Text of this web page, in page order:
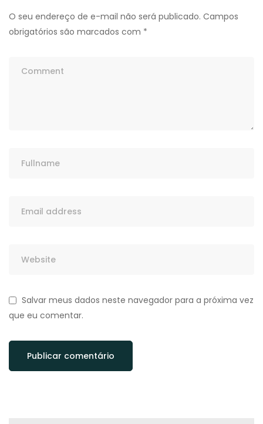
O seu endereço de e-mail não será publicado. Campos
obrigatórios são marcados com *
Salvar meus dados neste navegador para a próxima vez
que eu comentar.